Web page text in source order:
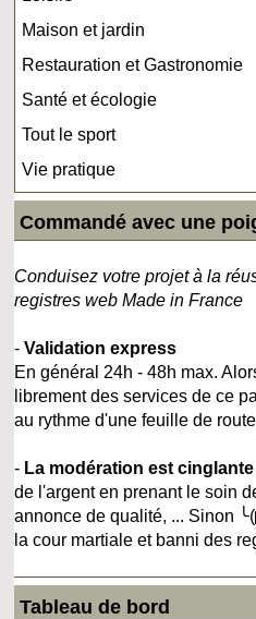
Maison et jardin
Restauration et Gastronomie
Santé et écologie
Tout le sport
Vie pratique
Commandé avec une
Conduisez votre projet à la
registres web Made in France
-Validation express
En général 24h - 48h max.
librement des services de ce
au rythme d'une feuille de
- La modération est cinglante
de l'argent en prenant le soin
annonce de qualité, ... Sinon
la cour martiale et banni des
Tableau de bord